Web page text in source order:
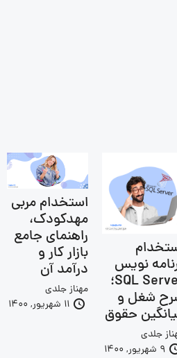
استخدام مربی
مهدکودک،
راهنمای جامع
بازار کار و
درآمد آن
مهناز جلدی
11 شهریور, 1400
نویس
SQL Server؛
شغل و
حقوق
جلدی
9 شهریور, 1400